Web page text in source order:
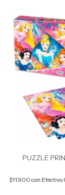
PUZZLE
$11.900 con Efectivo